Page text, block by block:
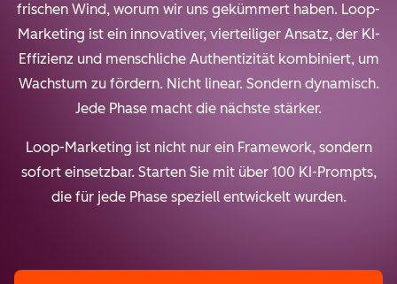
frischen Wind, worum wir uns gekümmert haben. Loop-
Marketing ist ein innovativer, vierteiliger Ansatz, der KI-
Effizienz und menschliche Authentizität kombiniert, um
Wachstum zu fördern. Nicht linear. Sondern dynamisch.
Jede Phase macht die nächste stärker.
Loop-Marketing ist nicht nur ein Framework, sondern
sofort einsetzbar. Starten Sie mit über 100 KI-Prompts,
die für jede Phase speziell entwickelt wurden.